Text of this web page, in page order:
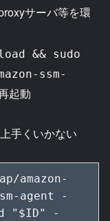
サーバ等を環
&& sudo
ssm-
起動
手くいかない
amazon-
agent -
"$ID" -